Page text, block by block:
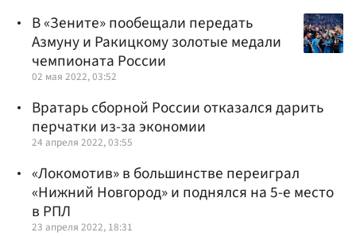
В «Зените» пообещали передать
Азмуну и Ракицкому золотые медали
чемпионата России
02 мая 2022, 03:52
Вратарь сборной России отказался дарить
перчатки из-за экономии
24 апреля 2022, 03:55
«Локомотив» в большинстве переиграл
«Нижний Новгород» и поднялся на 5-е место
в РПЛ
23 апреля 2022, 18:31